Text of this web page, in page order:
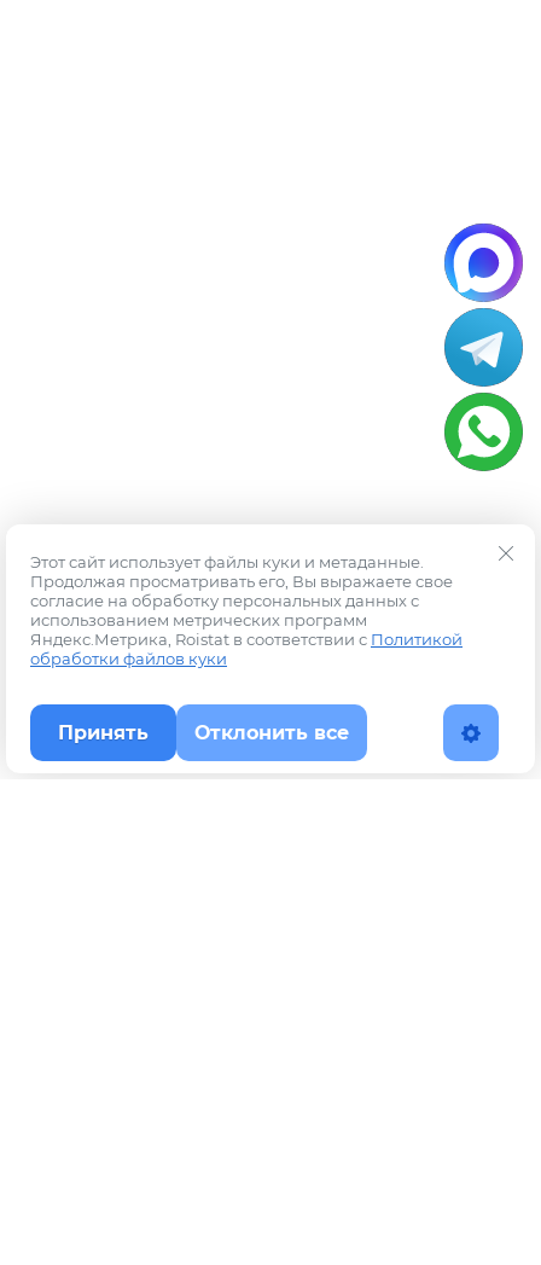
Этот сайт использует файлы куки и метаданные.
Продолжая просматривать его, Вы выражаете свое
согласие на обработку персональных данных с
использованием метрических программ
Яндекс.Метрика, Roistat в соответствии с Политикой
обработки файлов куки
Принять Отклонить все